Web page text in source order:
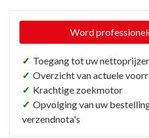
Word
✓ Toegang tot uw
✓ Overzicht van actuele
✓ Krachtige zoekmotor
✓ Opvolging van uw
verzendnota's